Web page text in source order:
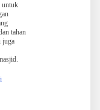
untuk
tahan
juga